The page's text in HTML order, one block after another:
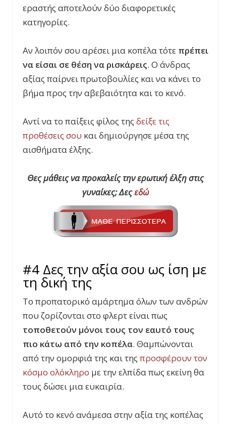
εραστής αποτελούν δύο διαφορετικές
κατηγορίες.
Αν λοιπόν σου αρέσει μια κοπέλα τότε πρέπει
να είσαι σε θέση να ρισκάρεις. Ο άνδρας
αξίας παίρνει πρωτοβουλίες και να κάνει το
βήμα προς την αβεβαιότητα και το κενό.
Αντί να το παίξεις φίλος της δείξε τις
προθέσεις σου και δημιούργησε μέσα της
αισθήματα έλξης.
Θες μάθεις να προκαλείς την ερωτική έλξη στις
γυναίκες;Δεςεδώ
#4 Δες την αξία σου ως ίση με
τη δική της
Το προπατορικό αμάρτημα όλων των ανδρών
που ζορίζονται στο φλερτ είναι πως
τοποθετούν μόνοι τους τον εαυτό τους
πιο κάτω από την κοπέλα. Θαμπώνονται
από την ομορφιά της και της προσφέρουν τον
κόσμο ολόκληρο με την ελπίδα πως εκείνη θα
τους δώσει μια ευκαιρία.
Αυτό το κενό ανάμεσα στην αξία της κοπέλας